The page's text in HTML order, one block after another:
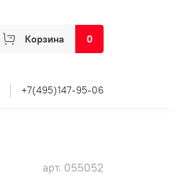
Корзина 0
+7(495)147-95-06
арт. 055052